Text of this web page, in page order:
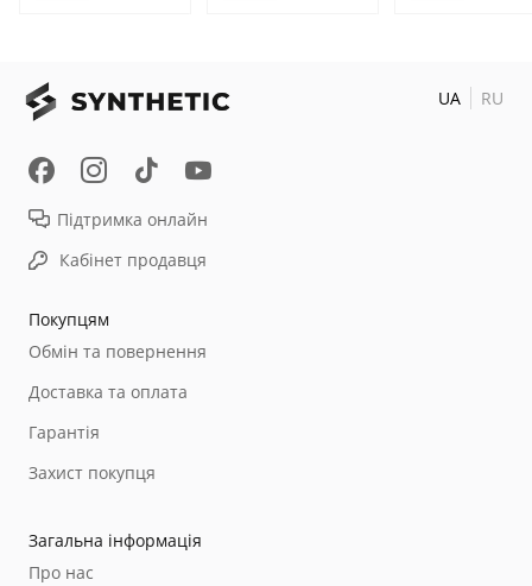
Покупцям
Обмін та повернення
Доставка та оплата
Гарантія
Захист покупця
Загальна інформація
Про нас
Підтримка онлайн
Кабінет продавця
UA RU